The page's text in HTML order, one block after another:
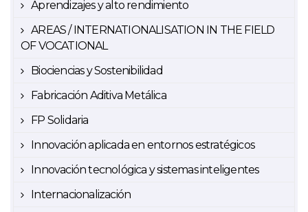
Aprendizajes y alto rendimiento
AREAS / INTERNATIONALISATION IN THE FIELD
OF VOCATIONAL
Biociencias y Sostenibilidad
Fabricación Aditiva Metálica
FP Solidaria
Innovación aplicada en entornos estratégicos
Innovación tecnológica y sistemas inteligentes
Internacionalización